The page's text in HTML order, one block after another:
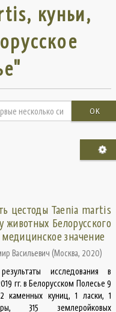
куньи,
OK
цестоды Taenia martis
животных Белорусского
значение
Васильевич (Москва, 2020)
исследования в
гг. в Белорусском Полесье 9
каменных куниц, 1 ласки, 1
315 землеройковых